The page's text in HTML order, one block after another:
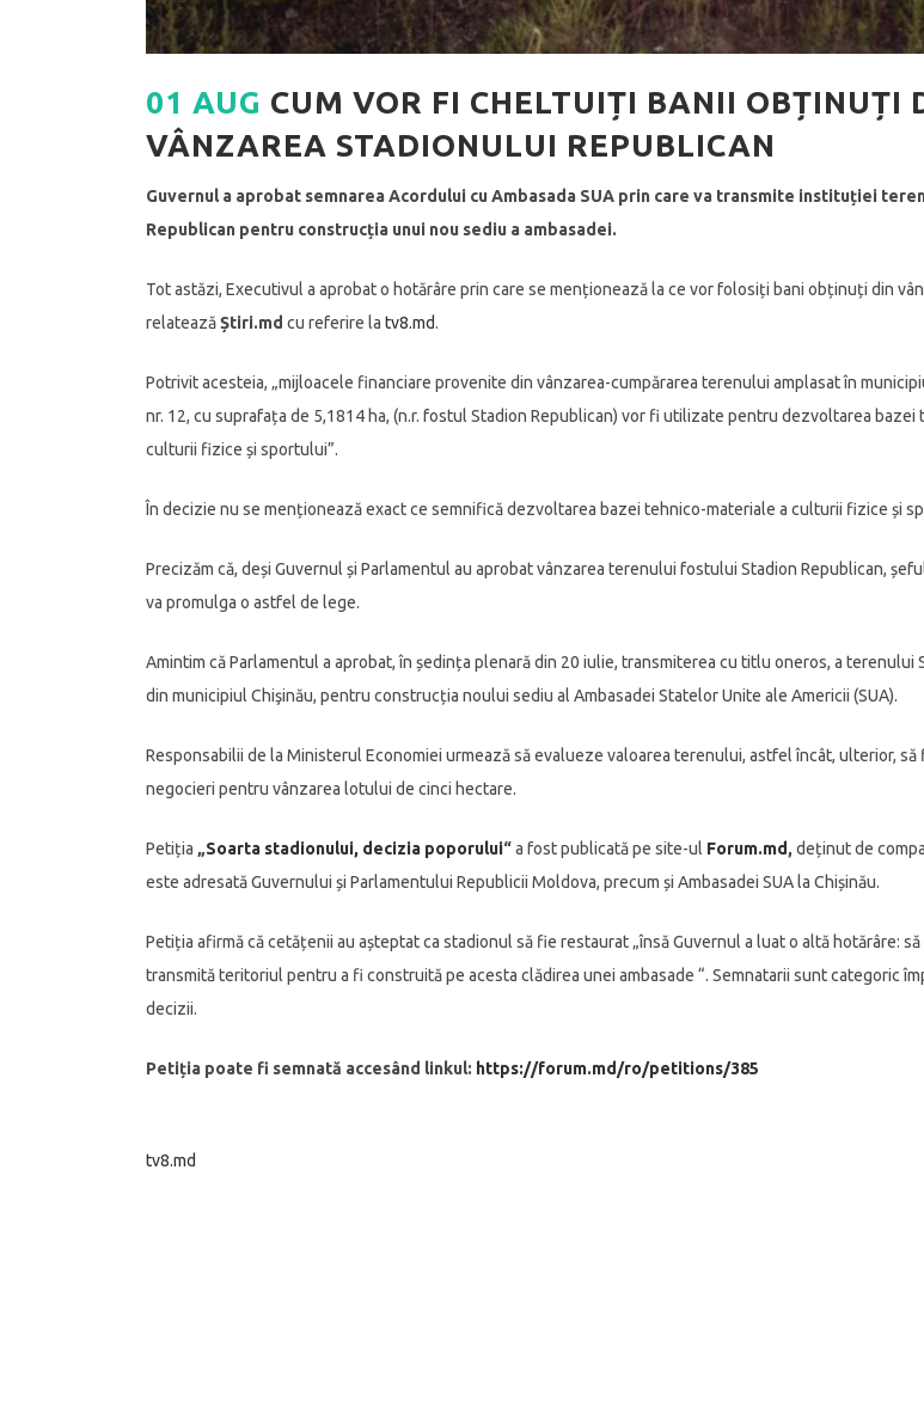
01 AUG CUM VOR FI CHELTUIȚI BANII OBȚINUȚI
VÂNZAREA STADIONULUI REPUBLICAN
Guvernul a aprobat semnarea Acordului cu Ambasada SUA prin care va transmite instituției
Republican pentru construcția unui nou sediu a ambasadei.
Tot astăzi, Executivul a aprobat o hotărâre prin care se menționează la ce vor folosiți bani obținuți din
relateazăȘtiri.md cu referire la tv8.md.
Potrivit acesteia, „mijloacele financiare provenite din vânzarea-cumpărarea terenului amplasat în
nr. 12, cu suprafața de 5,1814 ha, (n.r. fostul Stadion Republican) vor fi utilizate pentru dezvoltarea bazei
culturii fizice și sportului”.
În decizie nu se menționează exact ce semnifică dezvoltarea bazei tehnico-materiale a culturii fizice și
Precizăm că, deși Guvernul și Parlamentul au aprobat vânzarea terenului fostului Stadion Republican,
va promulga o astfel de lege.
Amintim că Parlamentul a aprobat, în ședința plenară din 20 iulie, transmiterea cu titlu oneros, a terenului
din municipiul Chişinău, pentru construcția noului sediu al Ambasadei Statelor Unite ale Americii (SUA).
Responsabilii de la Ministerul Economiei urmează să evalueze valoarea terenului, astfel încât, ulterior,
negocieri pentru vânzarea lotului de cinci hectare.
Petiția „Soarta stadionului, decizia poporului“a fost publicată pe site-ul Forum.md , deținut de
este adresată Guvernului și Parlamentului Republicii Moldova, precum și Ambasadei SUA la Chișinău.
Petiția afirmă că cetățenii au așteptat ca stadionul să fie restaurat „însă Guvernul a luat o altă hotărâre:
transmită teritoriul pentru a fi construită pe acesta clădirea unei ambasade “. Semnatarii sunt categoric
decizii.
Petiția poate fi semnată accesând linkul: https://forum.md/ro/petitions/385
tv8.md